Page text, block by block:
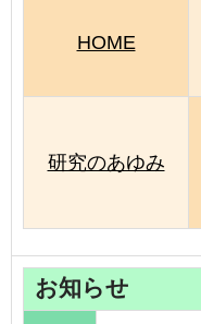
HOME
研究のあゆみ
お知らせ